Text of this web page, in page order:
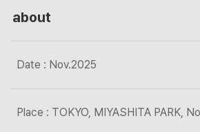
about
Date : Nov.2025
Place : TOKYO, MIYASHITA PARK,